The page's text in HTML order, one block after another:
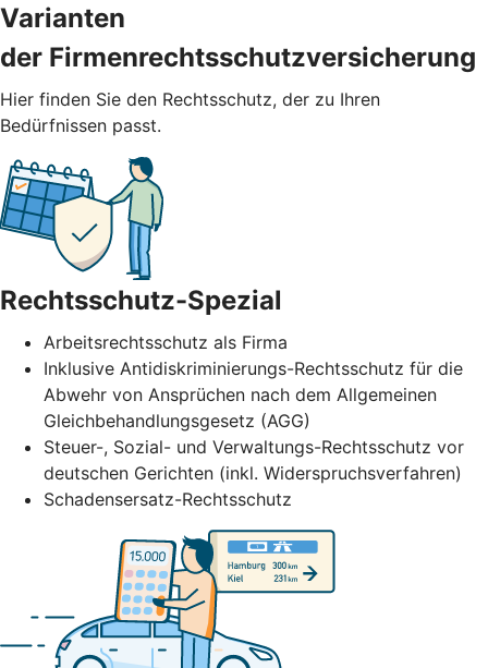
Varianten
der Firmenrechtsschutzversicherung
Hier finden Sie den Rechtsschutz, der zu Ihren
Bedürfnissen passt.
Rechtsschutz-Spezial
Arbeitsrechtsschutz als Firma
Inklusive Antidiskriminierungs-Rechtsschutz für die
Abwehr von Ansprüchen nach dem Allgemeinen
Gleichbehandlungsgesetz (AGG)
Steuer-, Sozial- und Verwaltungs-Rechtsschutz vor
deutschen Gerichten (inkl. Widerspruchsverfahren)
Schadensersatz-Rechtsschutz